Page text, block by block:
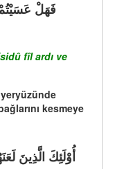
fîl ardı ve
kesmeye
أُوْلَئِكَ الَّذِينَ